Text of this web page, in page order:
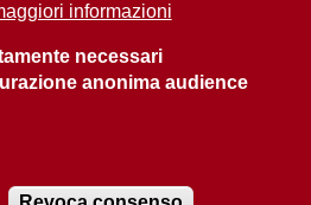
C.F. 80006480281
questo sito Privacy policy
informazioni
necessari
anonima audience